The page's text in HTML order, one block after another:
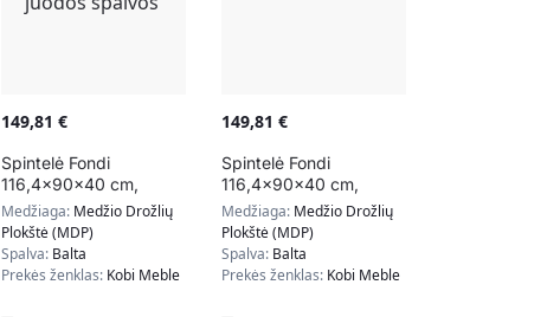
149,81€
Spintelė Fondi
116,4x90x40 cm,
natūralios medžio /
juodos spalvos
Medžiaga: Medžio Drožlių
Plokštė (MDP)
Spalva: Balta
Prekės ženklas: Kobi Meble
149,81 €
Spintelė Fondi
116,4x90x40 cm,
baltos / juodos spalvos
Medžiaga: Medžio Drožlių
Plokštė (MDP)
Spalva: Balta
Prekės ženklas: Kobi Meble